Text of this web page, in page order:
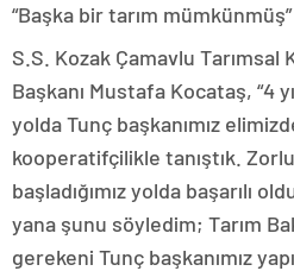
“Başka bir tarım mümkünmüş”
S.S. Kozak Çamavlu Tarımsal
Başkanı Mustafa Kocataş, “4
yolda Tunç başkanımız
kooperatifçilikle tanıştık.
başladığımız yolda başarılı
yana şunu söyledim; Tarım
gerekeni Tunç başkanımız